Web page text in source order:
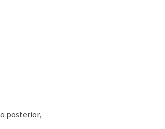
posterior,